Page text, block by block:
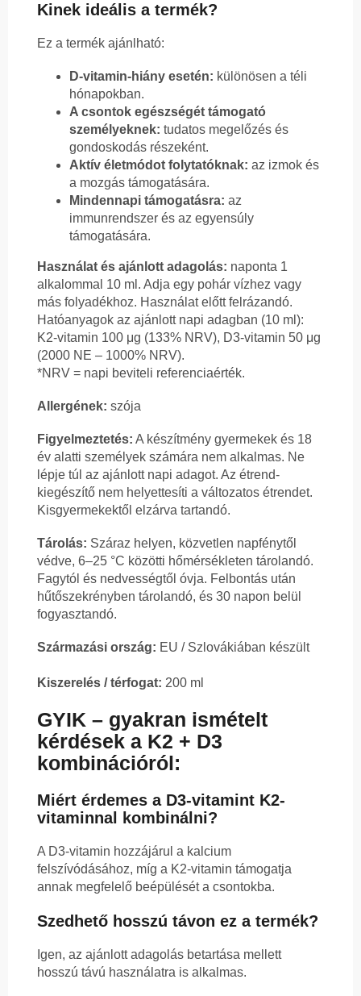
Kinek ideális a termék?
Ez a termék ajánlható:
D-vitamin-hiány esetén: különösen a téli
hónapokban.
A csontok egészségét támogató
személyeknek: tudatos megelőzés és
gondoskodás részeként.
Aktív életmódot folytatóknak: az izmok és
a mozgás támogatására.
Mindennapi támogatásra: az
immunrendszer és az egyensúly
támogatására.
Használat és ajánlott adagolás: naponta 1
alkalommal 10 ml. Adja egy pohár vízhez vagy
más folyadékhoz. Használat előtt felrázandó.
Hatóanyagok az ajánlott napi adagban (10 ml):
K2-vitamin 100 μg (133% NRV), D3-vitamin 50 μg
(2000 NE – 1000% NRV).
*NRV = napi beviteli referenciaérték.
Allergének: szója
Figyelmeztetés: A készítmény gyermekek és 18
év alatti személyek számára nem alkalmas. Ne
lépje túl az ajánlott napi adagot. Az étrend-
kiegészítő nem helyettesíti a változatos étrendet.
Kisgyermekektől elzárva tartandó.
Tárolás: Száraz helyen, közvetlen napfénytől
védve, 6–25 °C közötti hőmérsékleten tárolandó.
Fagytól és nedvességtől óvja. Felbontás után
hűtőszekrényben tárolandó, és 30 napon belül
fogyasztandó.
Származási ország: EU / Szlovákiában készült
Kiszerelés / térfogat: 200 ml
GYIK – gyakran ismételt
kérdések a K2 + D3
kombinációról:
Miért érdemes a D3-vitamint K2-
vitaminnal kombinálni?
A D3-vitamin hozzájárul a kalcium
felszívódásához, míg a K2-vitamin támogatja
annak megfelelő beépülését a csontokba.
Szedhető hosszú távon ez a termék?
Igen, az ajánlott adagolás betartása mellett
hosszú távú használatra is alkalmas.